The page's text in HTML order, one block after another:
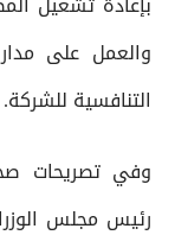
والعمل على
التنافسية للشركة.
وفي تصريحات
رئيس مجلس